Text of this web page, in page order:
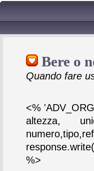
Bere o
Quando fare
<%
altezza,
%>